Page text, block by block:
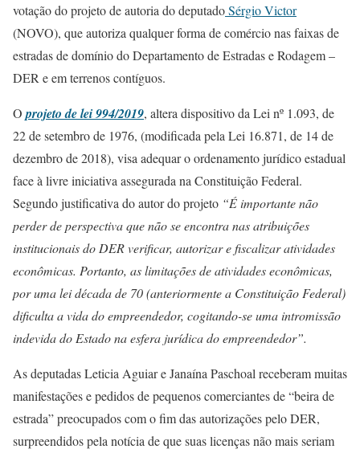
votação do projeto de autoria do deputadoSérgio Victor
(NOVO), que autoriza qualquer forma de comércio nas faixas de
estradas de domínio do Departamento de Estradas e Rodagem –
DER e em terrenos contíguos.
O projeto de lei 994/2019, altera dispositivo da Lei nº 1.093, de
22 de setembro de 1976, (modificada pela Lei 16.871, de 14 de
dezembro de 2018), visa adequar o ordenamento jurídico estadual
face à livre iniciativa assegurada na Constituição Federal.
Segundo justificativa do autor do projeto “É importante não
perder de perspectiva que não se encontra nas atribuições
institucionais do DER verificar, autorizar e fiscalizar atividades
econômicas. Portanto, as limitações de atividades econômicas,
por uma lei década de 70 (anteriormente a Constituição Federal)
dificulta a vida do empreendedor, cogitando-se uma intromissão
indevida do Estado na esfera jurídica do empreendedor”.
As deputadas Leticia Aguiar e Janaína Paschoal receberam muitas
manifestações e pedidos de pequenos comerciantes de “beira de
estrada” preocupados com o fim das autorizações pelo DER,
surpreendidos pela notícia de que suas licenças não mais seriam